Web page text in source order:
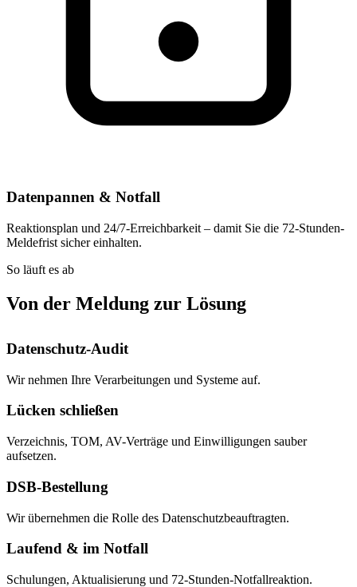
Datenpannen & Notfall
Reaktionsplan und 24/7-Erreichbarkeit – damit Sie die 72-Stunden-
Meldefrist sicher einhalten.
So läuft es ab
Von der Meldung zur Lösung
Datenschutz-Audit
Wir nehmen Ihre Verarbeitungen und Systeme auf.
Lücken schließen
Verzeichnis, TOM, AV-Verträge und Einwilligungen sauber
aufsetzen.
DSB-Bestellung
Wir übernehmen die Rolle des Datenschutzbeauftragten.
Laufend & im Notfall
Schulungen, Aktualisierung und 72-Stunden-Notfallreaktion.